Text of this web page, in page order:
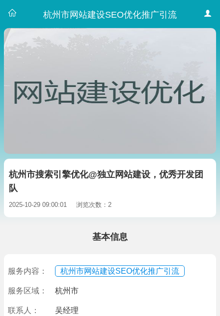
杭州市网站建设SEO优化推广引流
杭州市搜索引擎优化@独立网站建设，优秀开发团
队
2025-10-29 09:00:01 浏览次数：2
基本信息
服务内容： 杭州市网站建设SEO优化推广引流
服务区域： 杭州市
联系人： 吴经理